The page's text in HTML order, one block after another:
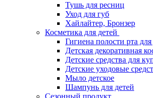
Тушь для ресниц
Уход для губ
Хайлайтер, Бронзер
Косметика для детей
Гигиена полости рта для
Детская декоративная
Детские средства для
Детские уходовые
Мыло детское
Шампунь для детей
Сезонный продукт